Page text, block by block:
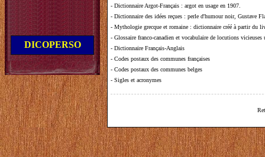
DICOPERSO
- Dictionnaire Argot-Français : argot en usage en 1907.
- Dictionnaire des idées reçues : perle d'humour noir, Gustave
- Mythologie grecque et romaine : dictionnaire créé à partir du
- Glossaire franco-canadien et vocabulaire de locutions vicieuses
- Dictionnaire Français-Anglais
- Codes postaux des communes françaises
- Codes postaux des communes belges
- Sigles et acronymes